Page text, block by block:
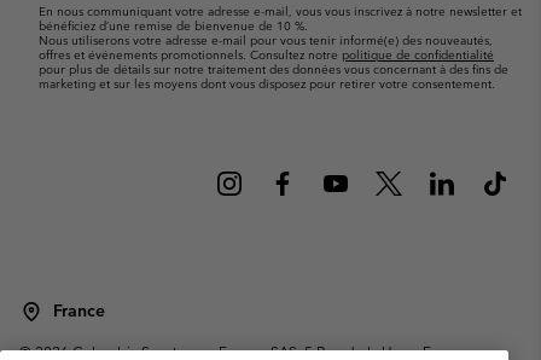
En nous communiquant votre adresse e-mail, vous vous inscrivez à notre newsletter et
bénéficiez d’une remise de bienvenue de 10 %.
Nous utiliserons votre adresse e-mail pour vous tenir informé(e) des nouveautés,
offres et événements promotionnels. Consultez notre politique de confidentialité
pour plus de détails sur notre traitement des données vous concernant à des fins de
marketing et sur les moyens dont vous disposez pour retirer votre consentement.
France
©2026Columbia Sportswear Europe SAS. 5 Rue de la Haye, Espace